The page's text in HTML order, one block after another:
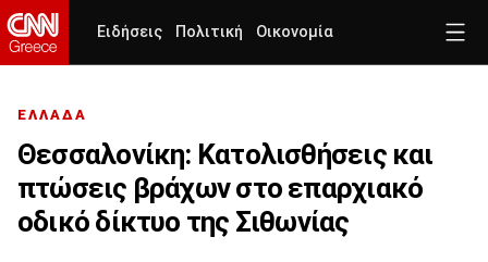
Ειδήσεις Πολιτική Οικονομία
ΕΛΛΑΔΑ
Θεσσαλονίκη: Κατολισθήσεις και
πτώσεις βράχων στο επαρχιακό
οδικό δίκτυο της Σιθωνίας